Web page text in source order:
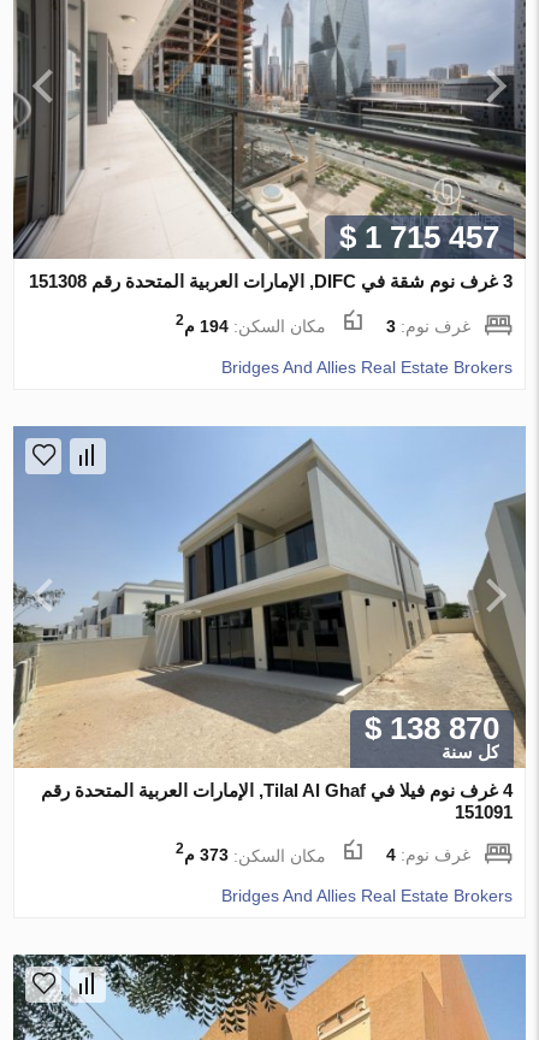
$ 1 715 457
3 غرف نوم شقة في DIFC, الإمارات العربية المتحدة رقم 151308
غرف نوم:3 مكان السكن:194 م 2
Bridges And Allies Real Estate Brokers
$ 138 870
كل سنة
4 غرف نوم فيلا في Tilal Al Ghaf, الإمارات العربية المتحدة رقم
151091
غرف نوم:4 مكان السكن:373 م 2
Bridges And Allies Real Estate Brokers